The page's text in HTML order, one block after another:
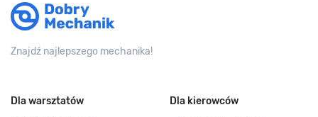
Znajdź najlepszego mechanika!
Dla warsztatów
Dla kierowców